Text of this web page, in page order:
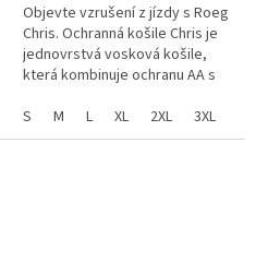
Objevte vzrušení z jízdy s Roeg
Chris. Ochranná košile Chris je
jednovrstvá vosková košile,
která kombinuje ochranu AA s
vnější tkanina RQ,...
S M L XL 2XL 3XL